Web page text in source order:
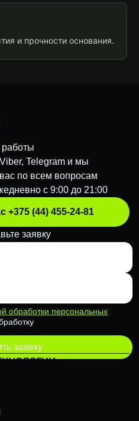
и прочности основания.
работы
Telegram и мы
по всем вопросам
с 9:00 до 21:00
+375 (44) 455-24-81
заявку
обработки персональных
заявку